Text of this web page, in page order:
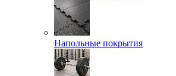
Напольные покрытия